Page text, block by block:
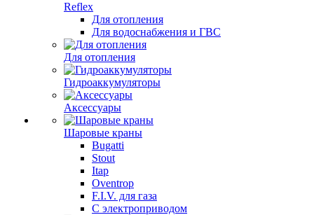
Reflex
Для отопления
Для водоснабжения и ГВС
Для отопления
Гидроаккумуляторы
Аксессуары
Шаровые краны
Bugatti
Stout
Itap
Oventrop
F.I.V. для газа
С электроприводом